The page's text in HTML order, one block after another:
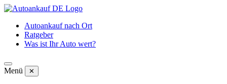
Autoankauf nach Ort
Ratgeber
Was ist Ihr Auto wert?
Menü ✕